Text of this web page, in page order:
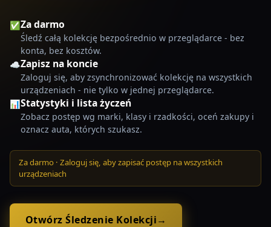
✅Za darmo
Śledź całą kolekcję bezpośrednio w przeglądarce - bez
konta, bez kosztów.
☁️Zapisz na koncie
Zaloguj się, aby zsynchronizować kolekcję na wszystkich
urządzeniach - nie tylko w jednej przeglądarce.
📊Statystyki i lista życzeń
Zobacz postęp wg marki, klasy i rzadkości, oceń zakupy i
oznacz auta, których szukasz.
Za darmo · Zaloguj się, aby zapisać postęp na wszystkich
urządzeniach
Otwórz Śledzenie Kolekcji→